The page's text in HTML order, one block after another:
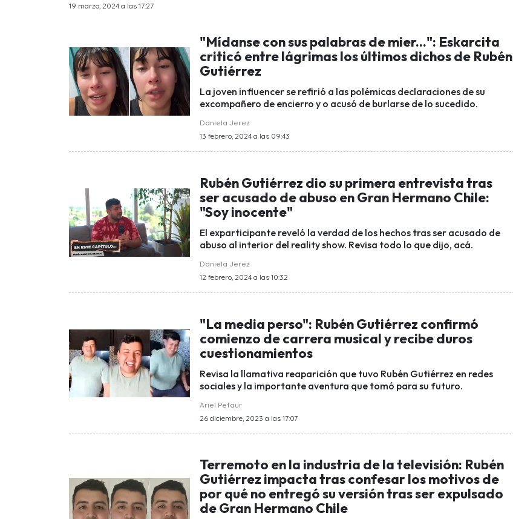
19 marzo, 2024 a las 17:27
"Mídanse con sus palabras de mier...": Eskarcita
criticó entre lágrimas los últimos dichos de Rubén
Gutiérrez
La joven influencer se refirió a las polémicas declaraciones de su
excompañero de encierro y o acusó de burlarse de lo sucedido.
Daniela Jerez
13 febrero, 2024 a las 09:43
Rubén Gutiérrez dio su primera entrevista tras
ser acusado de abuso en Gran Hermano Chile:
"Soy inocente"
El exparticipante reveló la verdad de los hechos tras ser acusado de
abuso al interior del reality show. Revisa todo lo que dijo, acá.
Daniela Jerez
12 febrero, 2024 a las 10:32
"La media perso": Rubén Gutiérrez confirmó
comienzo de carrera musical y recibe duros
cuestionamientos
Revisa la llamativa reaparición que tuvo Rubén Gutiérrez en redes
sociales y la importante aventura que tomó para su futuro.
Ariel Pefaur
26 diciembre, 2023 a las 17:07
Terremoto en la industria de la televisión: Rubén
Gutiérrez impacta tras confesar los motivos de
por qué no entregó su versión tras ser expulsado
de Gran Hermano Chile